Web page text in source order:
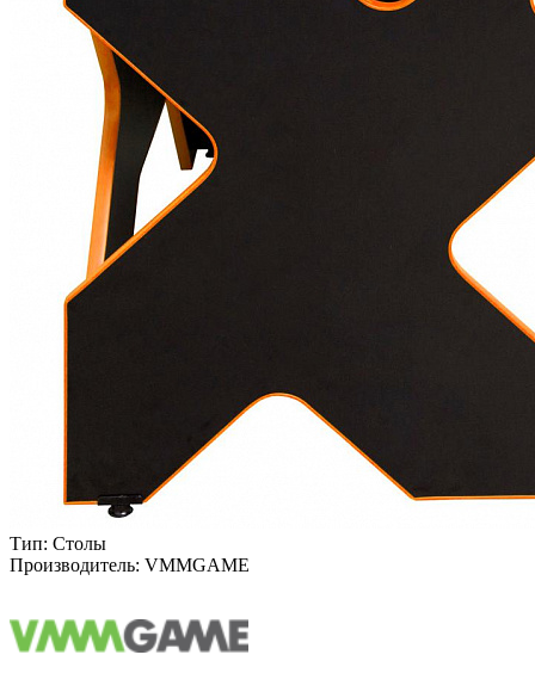
Тип: Столы
Производитель: VMMGAME